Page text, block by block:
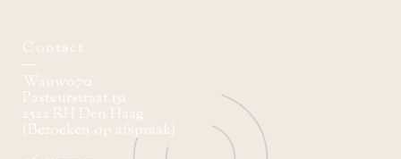
Contact
Wauw070
Pasteurstraat 151
2522 RH Den Haag
(Bezoeken op afspraak)